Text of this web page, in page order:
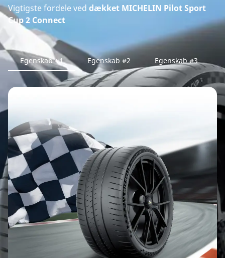
Vigtigste fordele ved dækket MICHELIN Pilot Sport
Cup 2 Connect
Egenskab #1 Egenskab #2 Egenskab #3